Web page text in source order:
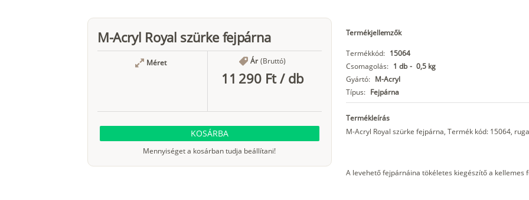
M-Acryl Royal szürke fejpárna
Méret Ár (Bruttó)
11 290 Ft/ db
KOSÁRBA
Mennyiséget a kosárban tudja beállítani!
Termékjellemzők
Termékkód: 15064
Csomagolás: 1 db - 0,5 kg
Gyártó: M-Acryl
Típus: Fejpárna
Termékleírás
M-Acryl Royal szürke fejpárna, Termék kód: 15064,
A levehető fejpárnáina tökéletes kiegészítő a kellemes